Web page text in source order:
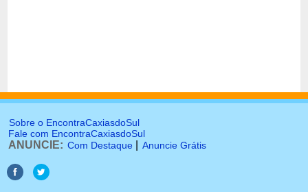
Sobre o EncontraCaxiasdoSul
Fale com EncontraCaxiasdoSul
ANUNCIE: Com Destaque Anuncie Grátis